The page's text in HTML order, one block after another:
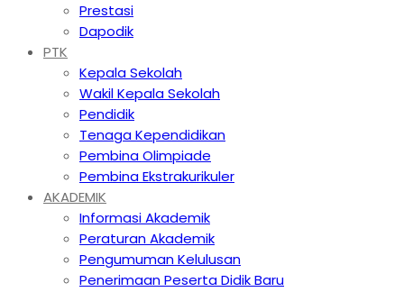
Prestasi
Dapodik
PTK
Kepala Sekolah
Wakil Kepala Sekolah
Pendidik
Tenaga Kependidikan
Pembina Olimpiade
Pembina Ekstrakurikuler
AKADEMIK
Informasi Akademik
Peraturan Akademik
Pengumuman Kelulusan
Penerimaan Peserta Didik Baru